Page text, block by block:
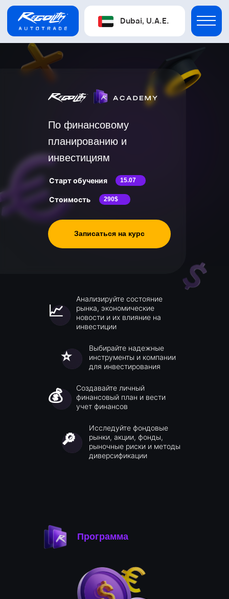
Dubai, U.A.E.
Анализируйте состояние
рынка, экономические
новости и их влияние на
инвестиции
📈
Выбирайте надежные
инструменты и компании
для инвестирования
По финансовому
планированию и
инвестициям
⭐
Записаться на курс
Старт обучения 15.07
Создавайте личный
финансовый план и вести
учет финансов
Исследуйте фондовые
рынки, акции, фонды,
рыночные риски и методы
диверсификации
Стоимость 290$
💰
🔎
Программа